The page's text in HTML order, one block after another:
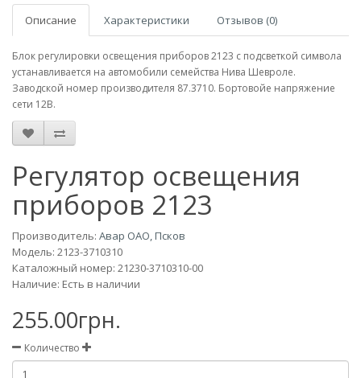
Описание Характеристики Отзывов (0)
Блок регулировки освещения приборов 2123 с подсветкой символа
устанавливается на автомобили семейства Нива Шевроле.
Заводской номер производителя 87.3710. Бортовойе напряжение
сети 12В.
Регулятор освещения
приборов 2123
Производитель: Авар ОАО, Псков
Модель: 2123-3710310
Каталожный номер: 21230-3710310-00
Наличие: Есть в наличии
255.00грн.
Количество